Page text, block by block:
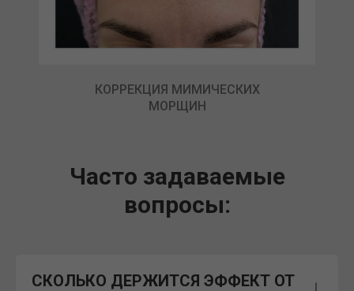
КОРРЕКЦИЯ МИМИЧЕСКИХ
МОРЩИН
Часто задаваемые
вопросы:
СКОЛЬКО ДЕРЖИТСЯ ЭФФЕКТ ОТ